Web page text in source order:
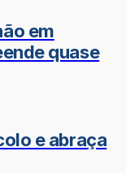
em
quase
e abraça